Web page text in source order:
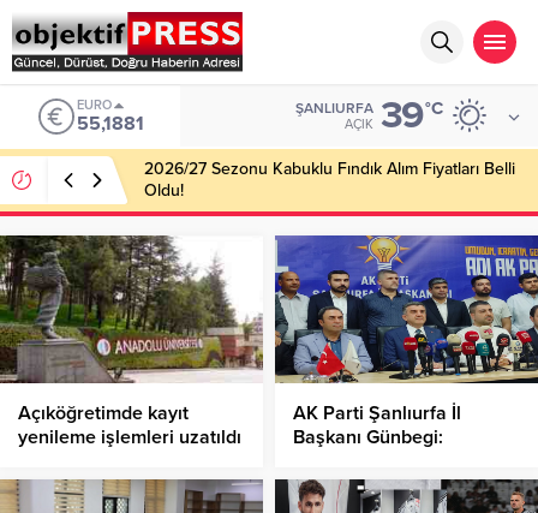
EURO
55,1881
ŞANLIURFA
AÇIK 39°C
2026/27 Sezonu Kabuklu Fındık Alım Fiyatları Belli
Oldu!
Açıköğretimde kayıt
yenileme işlemleri uzatıldı
tarihleri ne zaman?)
AK Parti Şanlıurfa İl
Başkanı Günbegi:
Değerlendirdi!